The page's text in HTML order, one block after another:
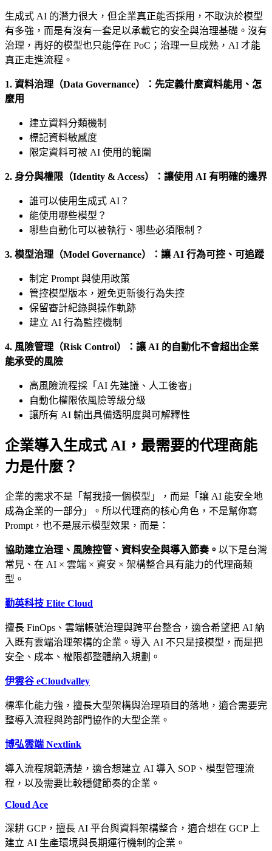
生成式 AI 的潛力很大，但企業真正能否採用，不取決於模型
有多強，而是有沒有一套足以承載它的安全與治理基礎。沒有
治理，再好的模型也只能停在 PoC；治理一旦成熟，AI 才能
真正走進流程。
1. 資料治理（Data Governance）：先定義什麼資料能用、怎
麼用
建立資料分類機制
標記資料敏感度
限定資料可被 AI 使用的範圍
2. 身分與權限（Identity & Access）：讓使用 AI 有明確的邊界
誰可以使用生成式 AI？
能使用哪些模型？
哪些自動化可以被執行、哪些必須限制？
3. 模型治理（Model Governance）：讓 AI 行為可控、可追蹤
制定 Prompt 與使用政策
管控模型版本，避免更新後行為失控
保留審計紀錄與操作軌跡
建立 AI 行為監控機制
4. 風險管理（Risk Control）：讓 AI 的自動化不會超出企業
能承受的風險
高風險流程採「AI 先建議、人工後審」
自動化權限依風險等級分級
讓所有 AI 輸出具備透明度與可解釋性
企業導入生成式 AI，最需要的代理商能
力是什麼？
企業的需求不是「幫我接一個模型」，而是「讓 AI 能安全地
成為企業的一部分」。所以代理商的核心角色，不是幫你寫
Prompt，也不是展示模型效果，而是：
協助建立治理、風險控管、資料安全與導入節奏。 以下是台灣
常見、在 AI × 雲端 × 資安 × 架構整合具有能力的代理商類
型。
勤英科技 Elite Cloud
擅長 FinOps、雲端帳號治理與跨平台整合，適合希望把 AI 納
入既有雲端治理架構的企業。導入 AI 不只是接模型，而是把
安全、成本、權限都整體納入規劃。
伊雲谷 eCloudvalley
標準化能力強，擅長大型架構與治理項目的落地，適合需要完
整導入流程與跨部門協作的大型企業。
博弘雲端 Nextlink
導入流程規範清楚，適合想建立 AI 導入 SOP、模型管理流
程，以及需要比較穩健節奏的企業。
Cloud Ace
深耕 GCP，擅長 AI 平台與資料架構整合，適合想在 GCP 上
建立 AI 生產環境與長期運行機制的企業。